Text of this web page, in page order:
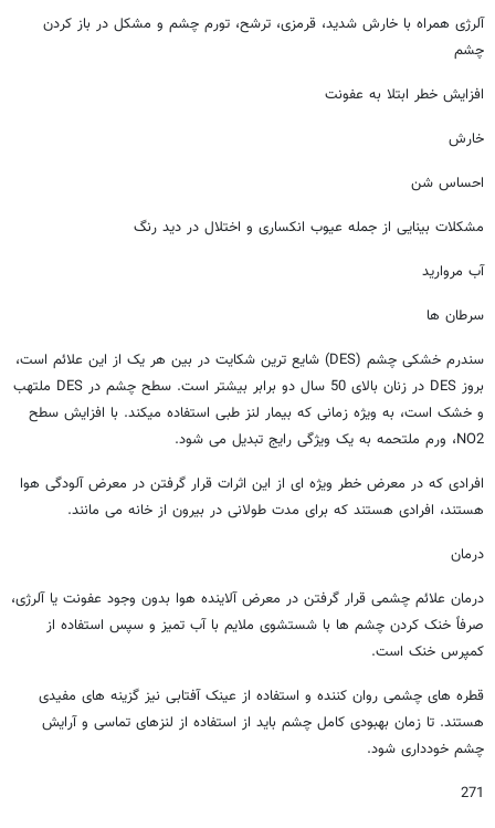
آلرژی همراه با خارش شدید، قرمزی، ترشح، تورم چشم و مشکل در باز کردن
چشم
افزایش خطر ابتلا به عفونت
خارش
احساس شن
مشکلات بینایی از جمله عیوب انکساری و اختلال در دید رنگ
آب مروارید
سرطان ها
سندرم خشکی چشم (DES) شایع ترین شکایت در بین هر یک از این علائم است،
بروز DES در زنان بالای 50 سال دو برابر بیشتر است. سطح چشم در DES ملتهب
و خشک است، به ویژه زمانی که بیمار لنز طبی استفاده میکند. با افزایش سطح
NO2، ورم ملتحمه به یک ویژگی رایج تبدیل می شود.
افرادی که در معرض خطر ویژه ای از این اثرات قرار گرفتن در معرض آلودگی هوا
هستند، افرادی هستند که برای مدت طولانی در بیرون از خانه می مانند.
درمان
درمان علائم چشمی قرار گرفتن در معرض آلاینده هوا بدون وجود عفونت یا آلرژی،
صرفاً خنک کردن چشم ها با شستشوی ملایم با آب تمیز و سپس استفاده از
کمپرس خنک است.
قطره های چشمی روان کننده و استفاده از عینک آفتابی نیز گزینه های مفیدی
هستند. تا زمان بهبودی کامل چشم باید از استفاده از لنزهای تماسی و آرایش
چشم خودداری شود.
271